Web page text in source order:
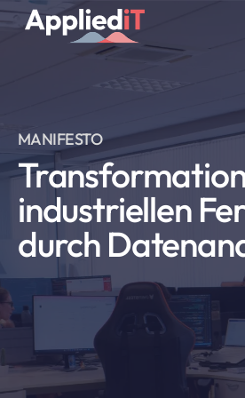
Skip
to
LÖSUNGEN
UNTERNEHMEN
RESSOURCEN
BLOG
MANIFESTO
industriellen
durch